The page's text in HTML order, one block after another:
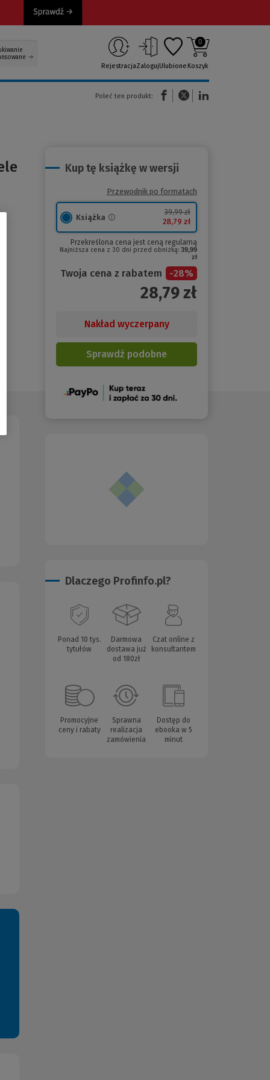
RejestracjaZalogujUlubione
0
Koszyk
Poleć ten produkt:
(Nowe okno)(Link do innej strony)
Kup tę książkę w wersji
Przewodnik po formatach
Książka
39,99 zł
28,79 zł
Przekreślona cena jest ceną regularną
Najniższa cena z 30 dni przed obniżką: 39,99
zł
Twoja cena z rabatem -28%
28,79zł
Nakład wyczerpany
Sprawdź podobne
(Nowe
Dlaczego Profinfo.pl?
Ponad 10 tys.
tytułów
Darmowa
dostawa już
od 180zł
Czat online z
konsultantem
Promocyjne
ceny i rabaty
Sprawna
realizacja
zamówienia
Dostęp do
ebooka w 5
minut